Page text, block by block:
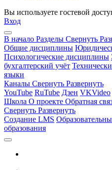
Вы используете гостевой
Вход
В начало Разделы Свернуть
Общие дисциплины
Психологические дисциплины
бухгалтерский учёт
языки
Каналы Свернуть Развернуть
YouTube RuTube Дзен VKVideo
Школа О проекте Обратная
Свернуть Развернуть
Создание LMS
образования